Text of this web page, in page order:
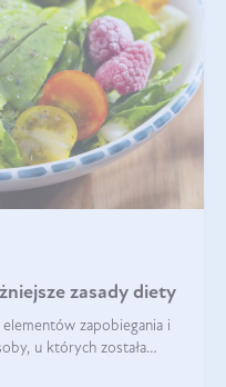
zasady diety
zapobiegania i
u których została